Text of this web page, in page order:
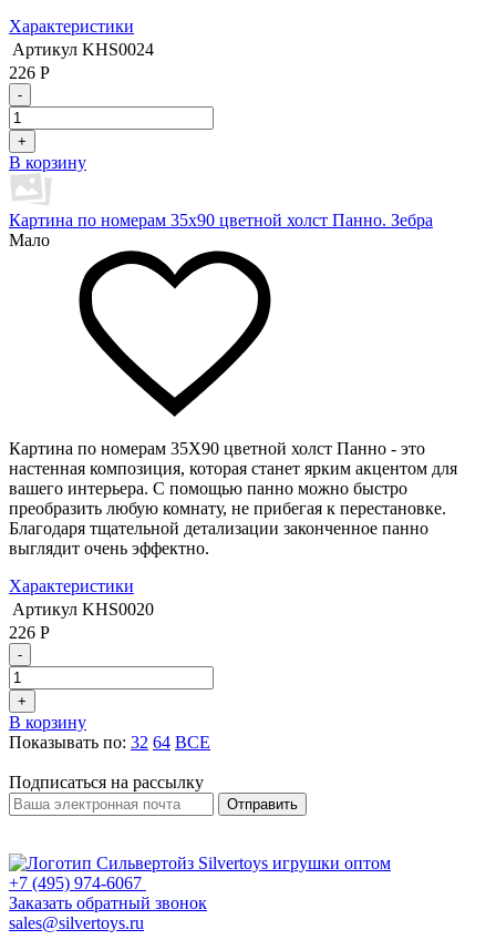
Характеристики
Артикул KHS0024
226 Р
-
+
В корзину
Картина по номерам 35х90 цветной холст Панно. Зебра
Мало
Картина по номерам 35Х90 цветной холст Панно - это
настенная композиция, которая станет ярким акцентом для
вашего интерьера. С помощью панно можно быстро
преобразить любую комнату, не прибегая к перестановке.
Благодаря тщательной детализации законченное панно
выглядит очень эффектно.
Характеристики
Артикул KHS0020
226 Р
-
+
В корзину
Показывать по: 32 64 ВСЕ
Подписаться на рассылку
Отправить
+7 (495) 974-6067
Заказать обратный звонок
sales@silvertoys.ru